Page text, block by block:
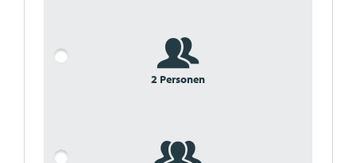
2 Personen